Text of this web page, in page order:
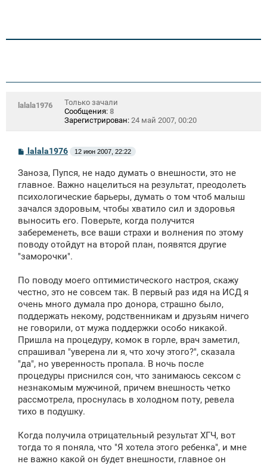
lalala1976
Только зачали
Сообщения: 8
Зарегистрирован: 24 май 2007, 00:20
С
о
б
щ
н
и
lalala1976 12 июн 2007, 22:22
Заноза, Пупся, не надо думать о внешности, это не
главное. Важно нацелиться на результат, преодолеть
психологические барьеры, думать о том чтоб малыш
зачался здоровым, чтобы хватило сил и здоровья
выносить его. Поверьте, когда получится
забеременеть, все ваши страхи и волнения по этому
поводу отойдут на второй план, появятся другие
"заморочки".
По поводу моего оптимистического настроя, скажу
честно, это не совсем так. В первый раз идя на ИСД я
очень много думала про донора, страшно было,
поддержать некому, родственникам и друзьям ничего
не говорили, от мужа поддержки особо никакой.
Пришла на процедуру, комок в горле, врач заметил,
спрашивал "уверена ли я, что хочу этого?", сказала
"да", но уверенность пропала. В ночь после
процедуры приснился сон, что занимаюсь сексом с
незнакомым мужчиной, причем внешность четко
рассмотрела, проснулась в холодном поту, ревела
тихо в подушку.
Когда получила отрицательный результат ХГЧ, вот
тогда то я поняла, что "Я хотела этого ребенка", и мне
не важно какой он будет внешности, главное он